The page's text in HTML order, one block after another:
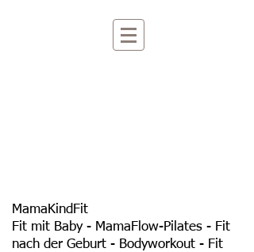
MamaKindFit
Fit mit Baby - MamaFlow-Pilates - Fit
nach der Geburt - Bodyworkout - Fit